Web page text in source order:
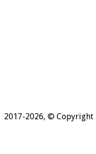
2017-2026, © Copyright